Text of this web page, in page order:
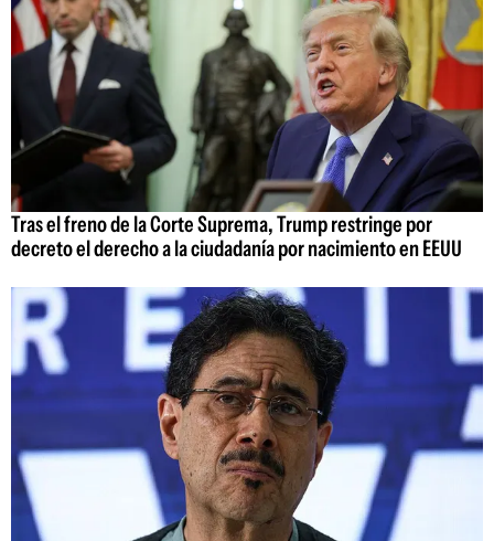
Tras el freno de la Corte Suprema, Trump restringe por
decreto el derecho a la ciudadanía por nacimiento en EEUU